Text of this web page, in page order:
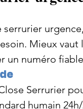
Mieux vaut
un numéro
Serrurier
humain